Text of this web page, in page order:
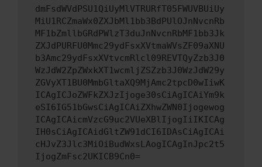
dmFsdWVdPSU1QiUyMlVTRURfT05FWUVBUiUy
MiU1RCZmaWx0ZXJbMl1bb3BdPUlOJnNvcnRb
MF1bZmllbGRdPWlzT3duJnNvcnRbMF1bb3Jk
ZXJdPURFU0Mmc29ydFsxXVtmaWVsZF09aXNU
b3Amc29ydFsxXVtvcmRlcl09REVTQyZzb3J0
WzJdW2ZpZWxkXT1wcmljZSZzb3J0WzJdW29y
ZGVyXT1BU0MmbGltaXQ9MjAmc2tpcD0wIiwK
ICAgICJoZWFkZXJzIjoge30sCiAgICAiYm9k
eSI6IG51bGwsCiAgICAiZXhwZWN0Ijogewog
ICAgICAicmVzcG9uc2VUeXBlIjogIiIKICAg
IH0sCiAgICAidGltZW91dCI6IDAsCiAgICAi
cHJvZ3Jlc3MiOiBudWxsLAogICAgInJpc2t5
IjogZmFsc2UKICB9Cn0=